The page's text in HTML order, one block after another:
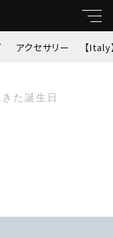
アクセサリー 【Italy
た誕生日